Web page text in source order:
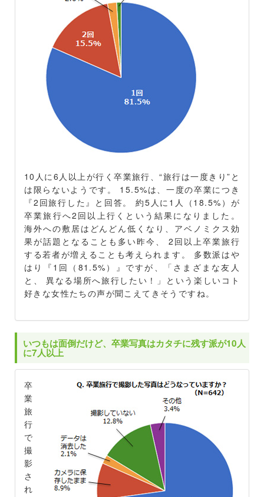
10人に6人以上が行く卒業旅行、“旅行は一度きり”と
は限らないようです。 15.5%は、一度の卒業につき
『2回旅行した』と回答。 約5人に1人（18.5%）が
卒業旅行へ2回以上行くという結果になりました。
海外への敷居はどんどん低くなり、アベノミクス効
果が話題となることも多い昨今、 2回以上卒業旅行
する若者が増えることも考えられます。 多数派はや
はり『1回（81.5%）』ですが、「さまざまな友人
と、 異なる場所へ旅行したい！」という楽しいコト
好きな女性たちの声が聞こえてきそうですね。
いつもは面倒だけど、卒業写真はカタチに残す派が10人
に7人以上
卒
業
旅
行
で
撮
影
さ
れ